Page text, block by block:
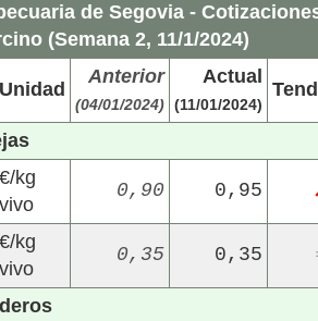
de Segovia -
(Semana 2, 11/1/2024)
Unidad
Anterior
(04/01/2024)
Actual
(11/01/2024)
€/kg
vivo
0,90 0,95
€/kg
vivo
0,35 0,35